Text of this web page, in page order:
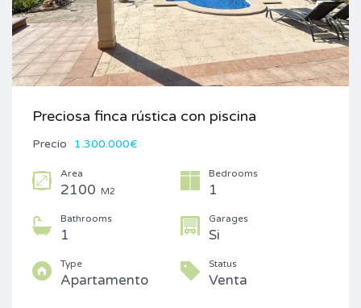
Preciosa finca rústica con piscina
Precio 1.300.000€
Area
2100 M2
Bedrooms
1
Bathrooms
1
Garages
Si
Type
Apartamento
Status
Venta